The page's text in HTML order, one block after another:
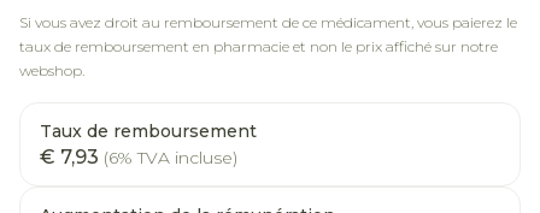
Si vous avez droit au remboursement de ce médicament, vous paierez le
taux de remboursement en pharmacie et non le prix affiché sur notre
webshop.
Taux de remboursement
€ 7,93 (6% TVA incluse)